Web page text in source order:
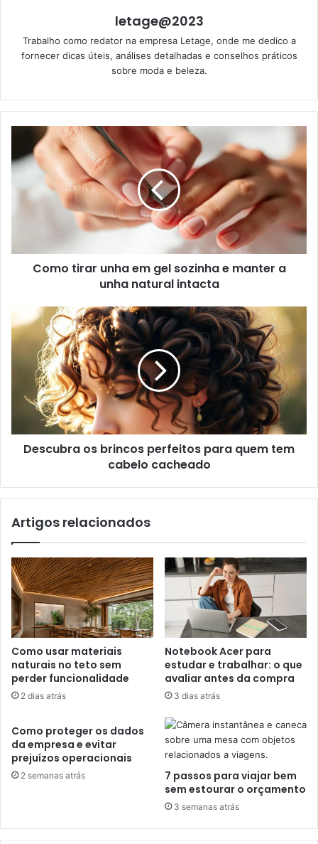
letage@2023
Trabalho como redator na empresa Letage, onde me dedico a
fornecer dicas úteis, análises detalhadas e conselhos práticos
sobre moda e beleza.
Como tirar unha em gel sozinha e manter a
unha natural intacta
Descubra os brincos perfeitos para quem tem
cabelo cacheado
Artigos relacionados
Como usar materiais
naturais no teto sem
perder funcionalidade
2 dias atrás
Notebook Acer para
estudar e trabalhar: o que
avaliar antes da compra
3 dias atrás
Como proteger os dados
da empresa e evitar
prejuízos operacionais
2 semanas atrás
7 passos para viajar bem
sem estourar o orçamento
3 semanas atrás